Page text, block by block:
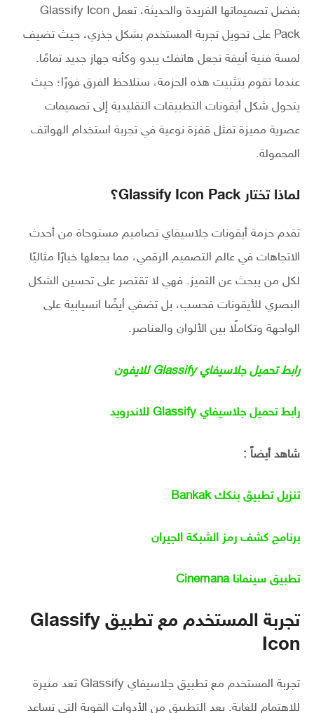
بفضل تصميماتها الفريدة والحديثة، تعمل Glassify Icon
Pack على تحويل تجربة المستخدم بشكل جذري، حيث تضيف
لمسة فنية أنيقة تجعل هاتفك يبدو وكأنه جهاز جديد تمامًا.
عندما تقوم بتثبيت هذه الحزمة، ستلاحظ الفرق فورًا؛ حيث
يتحول شكل أيقونات التطبيقات التقليدية إلى تصميمات
عصرية مميزة تمثل قفزة نوعية في تجربة استخدام الهواتف
المحمولة.
لماذا تختار Glassify Icon Pack؟
تقدم حزمة أيقونات جلاسيفاي تصاميم مستوحاة من أحدث
الاتجاهات في عالم التصميم الرقمي، مما يجعلها خيارًا مثاليًا
لكل من يبحث عن التميز. فهي لا تقتصر على تحسين الشكل
البصري للأيقونات فحسب، بل تضفي أيضًا انسيابية على
الواجهة وتكاملًا بين الألوان والعناصر.
رابط تحميل جلاسيفاي Glassify للايفون
رابط تحميل جلاسيفاي Glassify للاندرويد
شاهد أيضاً :
تنزيل تطبيق بنكك Bankak
برنامج كشف رمز الشبكة الجيران
تطبيق سينمانا Cinemana
تجربة المستخدم مع تطبيق Glassify
Icon
تجربة المستخدم مع تطبيق جلاسيفاي Glassify تعد مثيرة
للاهتمام للغاية. يعد التطبيق من الأدوات القوية التي تساعد